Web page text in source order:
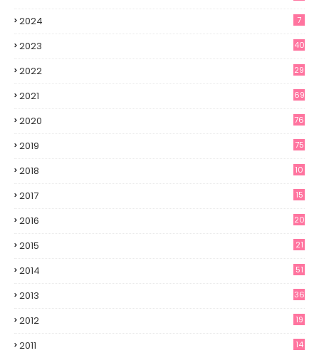
2024 7
2023 40
2022 29
2021 69
2020 76
2019 75
2018 10
2017 15
2016 20
2015 21
2014 51
2013 36
2012
19
2011
14